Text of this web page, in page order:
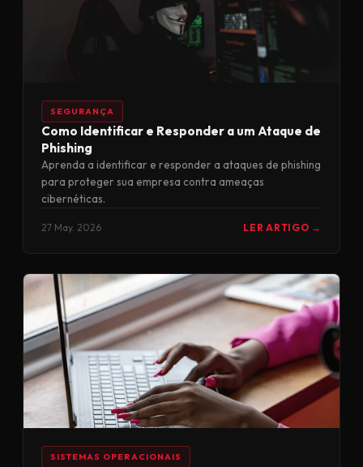
SEGURANÇA
Como Identificar e Responder a um Ataque de
Phishing
Aprenda a identificar e responder a ataques de phishing
para proteger sua empresa contra ameaças
cibernéticas.
27 May. 2026 LER ARTIGO →
SISTEMAS OPERACIONAIS